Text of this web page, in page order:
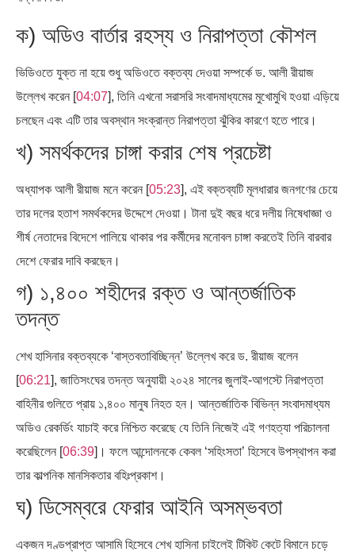
ক) অডিও বার্তার রহস্য ও নিরাপত্তা কৌশল
ভিডিওতে যুক্ত না হয়ে শুধু অডিওতে বক্তব্য দেওয়া সম্পর্কে ড. আলী রীয়াজ
উল্লেখ করেন [04:07], তিনি এখনো সরাসরি সংবাদমাধ্যমের মুখোমুখি হওয়া এড়িয়ে
চলছেন এবং এটি তার অবস্থান সংক্রান্ত নিরাপত্তা ঝুঁকির কারণে হতে পারে।
খ) সমর্থকদের চাঙ্গা করার শেষ প্রচেষ্টা
অধ্যাপক আলী রীয়াজ মনে করেন [05:23], এই বক্তব্যটি মূলধারার জনগণের চেয়ে
তার দলের হতাশ সমর্থকদের উদ্দেশে দেওয়া। টানা দুই বছর ধরে দলীয় নিষেধাজ্ঞা ও
শীর্ষ নেতাদের বিদেশে পালিয়ে থাকার পর কর্মীদের মনোবল চাঙ্গা করতেই তিনি বারবার
দেশে ফেরার দাবি করছেন।
গ) ১,৪০০ শহীদের রক্ত ও আন্তর্জাতিক
তদন্ত
শেখ হাসিনার বক্তব্যকে ‘বাস্তবতাবিচ্ছিন্ন’ উল্লেখ করে ড. রীয়াজ বলেন
[06:21], জাতিসংঘের তদন্ত অনুযায়ী ২০২৪ সালের জুলাই-আগস্টে নিরাপত্তা
বাহিনীর গুলিতে প্রায় ১,৪০০ মানুষ নিহত হন। আন্তর্জাতিক বিভিন্ন সংবাদমাধ্যম
অডিও রেকর্ডিং যাচাই করে নিশ্চিত করেছে যে তিনি নিজেই এই গণহত্যা পরিচালনা
করেছিলেন [06:39]। ফলে আন্দোলনকে কেবল ‘সহিংসতা’ হিসেবে উপস্থাপন করা
তার কাল্পনিক মানসিকতার বহিঃপ্রকাশ।
ঘ) ডিসেম্বরে ফেরার আইনি অসম্ভবতা
একজন দণ্ডপ্রাপ্ত আসামি হিসেবে শেখ হাসিনা চাইলেই টিকিট কেটে বিমানে চড়ে